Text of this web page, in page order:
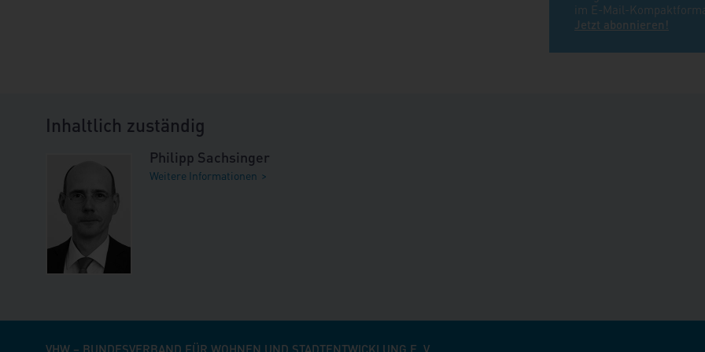
im E-Mail-
Jetzt abonnieren!
Inhaltlich zuständig
Philipp Sachsinger
Weitere Informationen
VHW – BUNDESVERBAND FÜR WOHNEN UND STADTENTWICKLUNG E. V.